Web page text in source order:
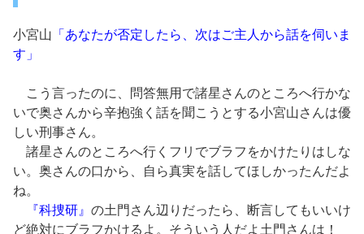
小宮山 「あなたが否定したら、次はご主人から話を伺いま
す」
こう言ったのに、問答無用で諸星さんのところへ行かな
いで奥さんから辛抱強く話を聞こうとする小宮山さんは優
しい刑事さん。
諸星さんのところへ行くフリでブラフをかけたりはしな
い。奥さんの口から、自ら真実を話してほしかったんだよ
ね。
『科捜研』 の土門さん辺りだったら、断言してもいいけ
ど絶対にブラフかけるよ。そういう人だよ土門さんは！